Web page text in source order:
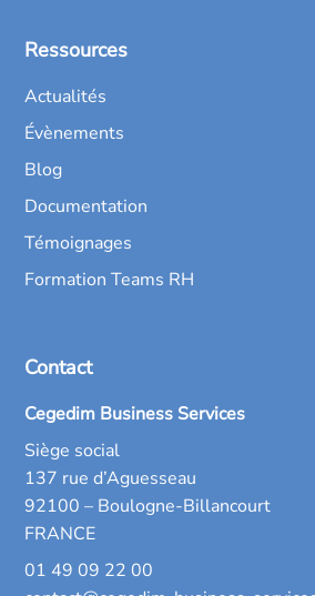
Ressources
Actualités
Évènements
Blog
Documentation
Témoignages
Formation Teams RH
Contact
Cegedim Business Services
Siège social
137 rue d’Aguesseau
92100 – Boulogne-Billancourt
FRANCE
01 49 09 22 00